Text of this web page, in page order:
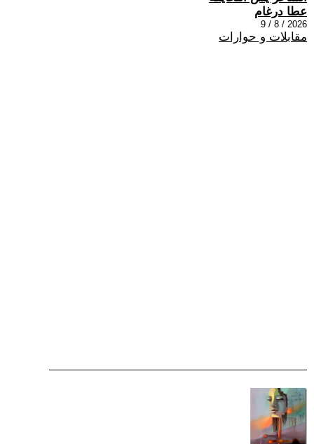
عطا درغام
2026 / 8 / 9
مقابلات و حوارات